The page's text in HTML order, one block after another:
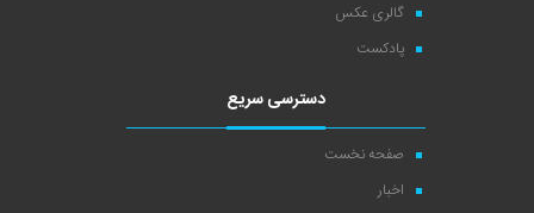
گالری عکس
پادکست
دسترسی سریع
صفحه نخست
اخبار